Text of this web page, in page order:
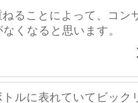
ねることによって、コン
くなると思います。
ルに表れていてビック